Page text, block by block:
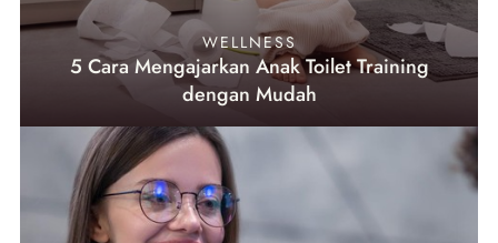
WELLNESS
5 Cara Mengajarkan Anak Toilet Training
dengan Mudah